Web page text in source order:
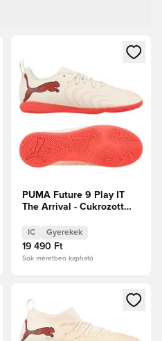
vagy a tagként
Megnyit egy modált a
PUMA Future 9 Play IT
The Arrival - Cukrozott
Fehér/Ultra Red/PUMA
Fekete Gyerek
IC Gyerekek
19 490 Ft
Sok méretben kapható
vagy a tagként
Megnyit egy modált a